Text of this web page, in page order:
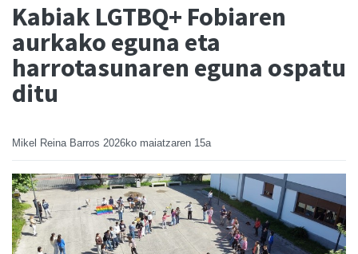
Kabiak LGTBQ+ Fobiaren
aurkako eguna eta
harrotasunaren eguna ospatu
ditu
Mikel Reina Barros 2026ko maiatzaren 15a